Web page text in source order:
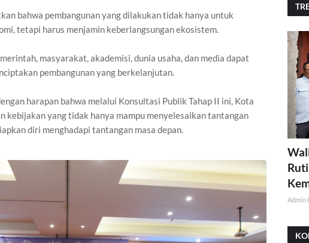
bahwa pembangunan yang dilakukan tidak hanya untuk
tetapi harus menjamin keberlangsungan ekosistem.
masyarakat, akademisi, dunia usaha, dan media dapat
pembangunan yang berkelanjutan.
harapan bahwa melalui Konsultasi Publik Tahap II ini, Kota
kebijakan yang tidak hanya mampu menyelesaikan tantangan
diri menghadapi tantangan masa depan.
Admin